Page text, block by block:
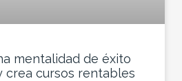
mentalidad de éxito
crea cursos rentables